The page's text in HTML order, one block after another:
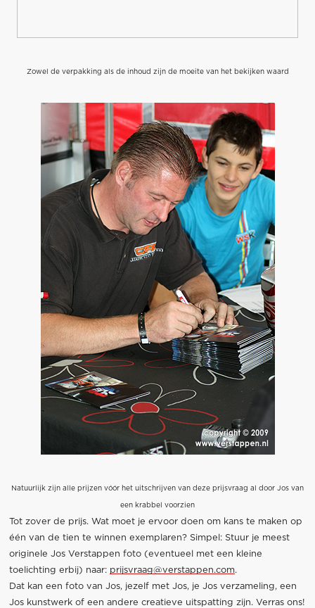
Zowel de verpakking als de inhoud zijn de moeite van het bekijken waard
Natuurlijk zijn alle prijzen vóór het uitschrijven van deze prijsvraag al door Jos van
een krabbel voorzien
Tot zover de prijs. Wat moet je ervoor doen om kans te maken op
één van de tien te winnen exemplaren? Simpel: Stuur je meest
originele Jos Verstappen foto (eventueel met een kleine
toelichting erbij) naar: prijsvraag@verstappen.com.
Dat kan een foto van Jos, jezelf met Jos, je Jos verzameling, een
Jos kunstwerk of een andere creatieve uitspatting zijn. Verras ons!